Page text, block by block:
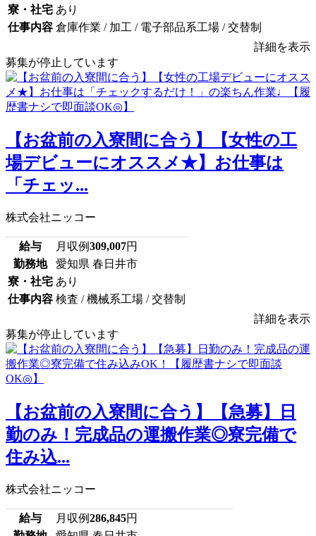
寮・社宅 あり
仕事内容 倉庫作業 / 加工 / 電子部品系工場 / 交替制
詳細を表示
募集が停止しています
【お盆前の入寮間に合う】【女性の工
場デビューにオススメ★】お仕事は
「チェッ...
株式会社ニッコー
給与 月収例309,007円
勤務地
愛知県 春日井市
寮・社宅 あり
仕事内容 検査 / 機械系工場 / 交替制
詳細を表示
募集が停止しています
【お盆前の入寮間に合う】【急募】日
勤のみ！完成品の運搬作業◎寮完備で
住み込...
株式会社ニッコー
給与 月収例286,845円